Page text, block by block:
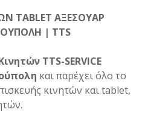
TABLET ΑΞΕΣΟΥΑΡ
| TTS
TTS-SERVICE
και παρέχει όλο το
κινητών και tablet,